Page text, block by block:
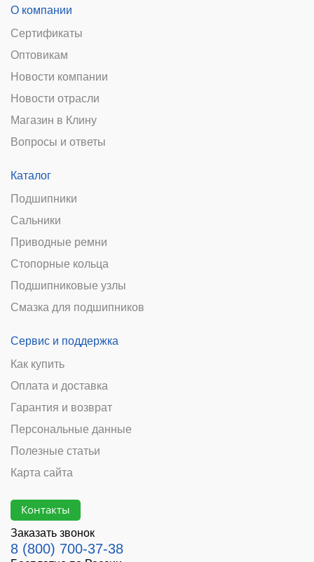
О компании
Сертификаты
Оптовикам
Новости компании
Новости отрасли
Магазин в Клину
Вопросы и ответы
Каталог
Подшипники
Сальники
Приводные ремни
Стопорные кольца
Подшипниковые узлы
Смазка для подшипников
Сервис и поддержка
Как купить
Оплата и доставка
Гарантия и возврат
Персональные данные
Полезные статьи
Карта сайта
Контакты
Заказать звонок
8 (800) 700-37-38